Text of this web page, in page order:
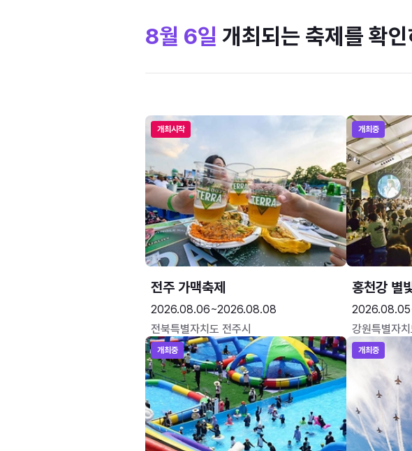
8월 6일 개최되는 축제를 확
개최시작
전주 가맥축제
2026.08.06~2026.08.08
전북특별자치도 전주시
개최중
홍천강 별
강원특별자
개최중 개최중